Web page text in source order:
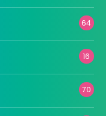
64
16
70